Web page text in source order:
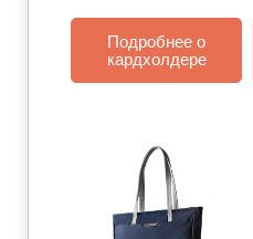
Подробнее о
кардхолдере